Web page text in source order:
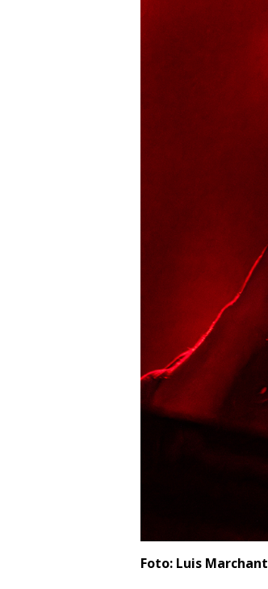
Foto: Luis Marchant